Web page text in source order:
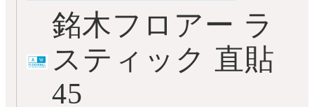
銘木フロアー ラ
スティック 直貼
45